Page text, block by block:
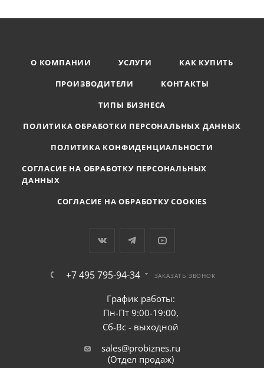
О КОМПАНИИ УСЛУГИ
КАК КУПИТЬ
ПРОИЗВОДИТЕЛИ
КОНТАКТЫ
ТИПЫ БИЗНЕСА
ПОЛИТИКА ОБРАБОТКИ ПЕРСОНАЛЬНЫХ ДАННЫХ
ПОЛИТИКА КОНФИДЕНЦИАЛЬНОСТИ
СОГЛАСИЕ НА ОБРАБОТКУ ПЕРСОНАЛЬНЫХ
ДАННЫХ
СОГЛАСИЕ НА ОБРАБОТКУ COOKIES
+7 495 795-94-34 ЗАКАЗАТЬ ЗВОНОК
График работы:
Пн-Пт 9:00-19:00,
Сб-Вс - выходной
sales@probiznes.ru
(Отдел продаж)